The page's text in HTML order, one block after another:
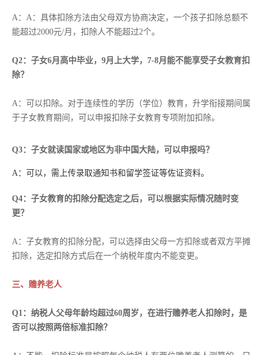
A：A：具体扣除方法由父母双方协商决定，一个孩子扣除总额不
能超过2000元/月，扣除人不能超过2个。
Q2：子女6月高中毕业，9月上大学，7-8月能不能享受子女教育扣
除？
A：可以扣除。对于连续性的学历（学位）教育，升学衔接期间属
于子女教育期间，可以申报扣除子女教育专项附加扣除。
Q3： 子女就读国家或地区为非中国大陆，可以申报吗？
A：可以，需上传录取通知书和留学签证等佐证资料。
Q4：子女教育的扣除分配选定之后，可以根据实际情况随时变
更？
A：子女教育的扣除分配，可以选择由父母一方扣除或者双方平摊
扣除，选定扣除方式后在一个纳税年度内不能变更。
三、赡养老人
Q1：纳税人父母年龄均超过60周岁，在进行赡养老人扣除时，是
否可以按照两倍标准扣除？